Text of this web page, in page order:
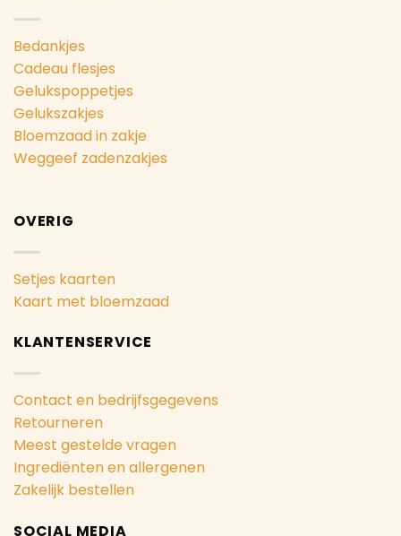
Bedankjes
Cadeau flesjes
Gelukspoppetjes
Gelukszakjes
Bloemzaad in zakje
Weggeef zadenzakjes
OVERIG
Setjes kaarten
Kaart met bloemzaad
KLANTENSERVICE
Contact en bedrijfsgegevens
Retourneren
Meest gestelde vragen
Ingrediënten en allergenen
Zakelijk bestellen
SOCIAL MEDIA